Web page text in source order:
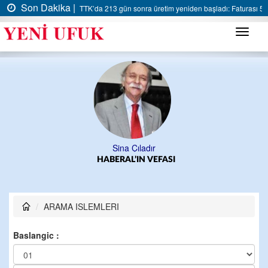
Son Dakika | TTK’da 213 gün sonra üretim yeniden başladı: Faturası 5
Menü
Sina Çıladır
HABERAL’IN VEFASI
ARAMA ISLEMLERI
Baslangic :